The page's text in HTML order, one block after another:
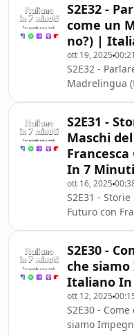
⁠⁠⁠⁠⁠⁠⁠⁠⁠⁠⁠⁠⁠⁠⁠⁠⁠⁠⁠⁠⁠https://bit.ly/
perdere la
studenti
⁠⁠⁠⁠⁠⁠⁠⁠⁠⁠⁠⁠⁠⁠⁠⁠⁠⁠⁠⁠⁠https://bit.ly/
nessun
canale
S2E32 -
come un
no?) |
ott 19, 2025
S2E32 -
Madrelingua
⁠⁠⁠⁠⁠⁠⁠⁠⁠⁠⁠⁠⁠⁠⁠⁠⁠⁠⁠⁠⁠https://bit.ly/
perdere la
studenti
⁠⁠⁠⁠⁠⁠⁠⁠⁠⁠⁠⁠⁠⁠⁠⁠⁠⁠⁠⁠⁠https://bit.ly/
nessun
S2E31 -
Maschi
In 7 Minuti
ott 16, 2025
S2E31 -
Futuro con
sempre ➫
⁠⁠⁠⁠⁠⁠⁠⁠⁠⁠⁠⁠⁠⁠⁠⁠⁠⁠⁠⁠⁠https://bit.ly/
perdere la
studenti
⁠⁠⁠⁠⁠⁠⁠⁠⁠⁠⁠⁠⁠⁠⁠⁠⁠⁠⁠⁠⁠https://bit.ly/
nessun
S2E30 -
che
Italiano
ott 12, 2025
S2E30 -
siamo